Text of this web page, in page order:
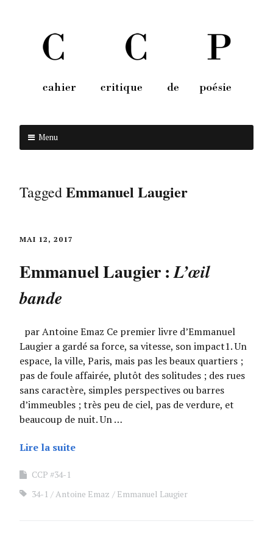
Menu
TaggedEmmanuel Laugier
MAI 12, 2017
Emmanuel Laugier :L’œil
bande
par Antoine Emaz Ce premier livre d’Emmanuel
Laugier a gardé sa force, sa vitesse, son impact1. Un
espace, la ville, Paris, mais pas les beaux quartiers ;
pas de foule affairée, plutôt des solitudes ; des rues
sans caractère, simples perspectives ou barres
d’immeubles ; très peu de ciel, pas de verdure, et
beaucoup de nuit. Un …
Lire la suite
CCP #34-1
34-1
Antoine Emaz Emmanuel Laugier